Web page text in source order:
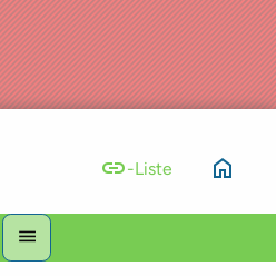
link-Liste home
Hauptnavigation
Top
menu